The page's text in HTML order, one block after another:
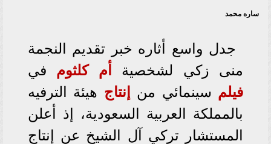
ساره محمد
جدل واسع أثاره خبر تقديم النجمة
منى زكي لشخصية
أم كلثوم في
فيلم سينمائي من إنتاج هيئة الترفيه
بالمملكة العربية السعودية، إذ أعلن
المستشار تركي آل الشيخ عن إنتاج